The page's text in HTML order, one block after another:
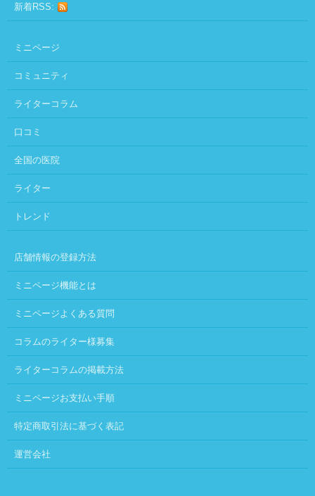
新着RSS:
ミニページ
コミュニティ
ライターコラム
口コミ
全国の医院
ライター
トレンド
店舗情報の登録方法
ミニページ機能とは
ミニページよくある質問
コラムのライター様募集
ライターコラムの掲載方法
ミニページお支払い手順
特定商取引法に基づく表記
運営会社